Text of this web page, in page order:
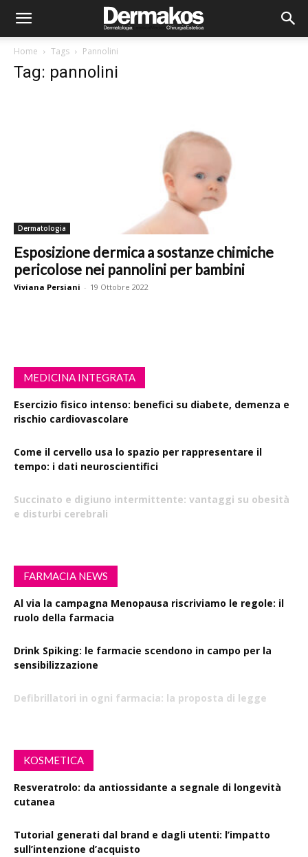
Home Tags Pannolini
Tag: pannolini
Dermatologia
Esposizione dermica a sostanze chimiche
pericolose nei pannolini per bambini
Viviana Persiani - 19 Ottobre 2022
MEDICINA INTEGRATA
Esercizio fisico intenso: benefici su diabete, demenza e
rischio cardiovascolare
Come il cervello usa lo spazio per rappresentare il
tempo: i dati neuroscientifici
Succinato e digiuno intermittente: vantaggi su obesità
e disturbi cerebrali
FARMACIA NEWS
Al via la campagna Menopausa riscriviamo le regole: il
ruolo della farmacia
Drink Spiking: le farmacie scendono in campo per la
sensibilizzazione
Defibrillatori in ogni farmacia: la proposta di legge
KOSMETICA
Resveratrolo: da antiossidante a segnale di longevità
cutanea
Tutorial generati dal brand e dagli utenti: l’impatto
sull’intenzione d’acquisto